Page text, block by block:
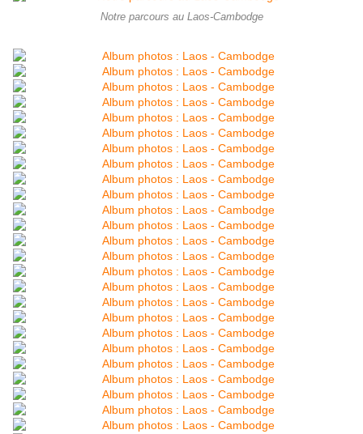
Notre parcours au Laos-Cambodge